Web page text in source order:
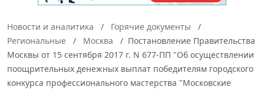
Новости и аналитика
Горячие документы
Региональные
Москва
Постановление Правительства
Москвы от 15 сентября 2017 г. N 677-ПП "Об осуществлении
поощрительных денежных выплат победителям городского
конкурса профессионального мастерства "Московские